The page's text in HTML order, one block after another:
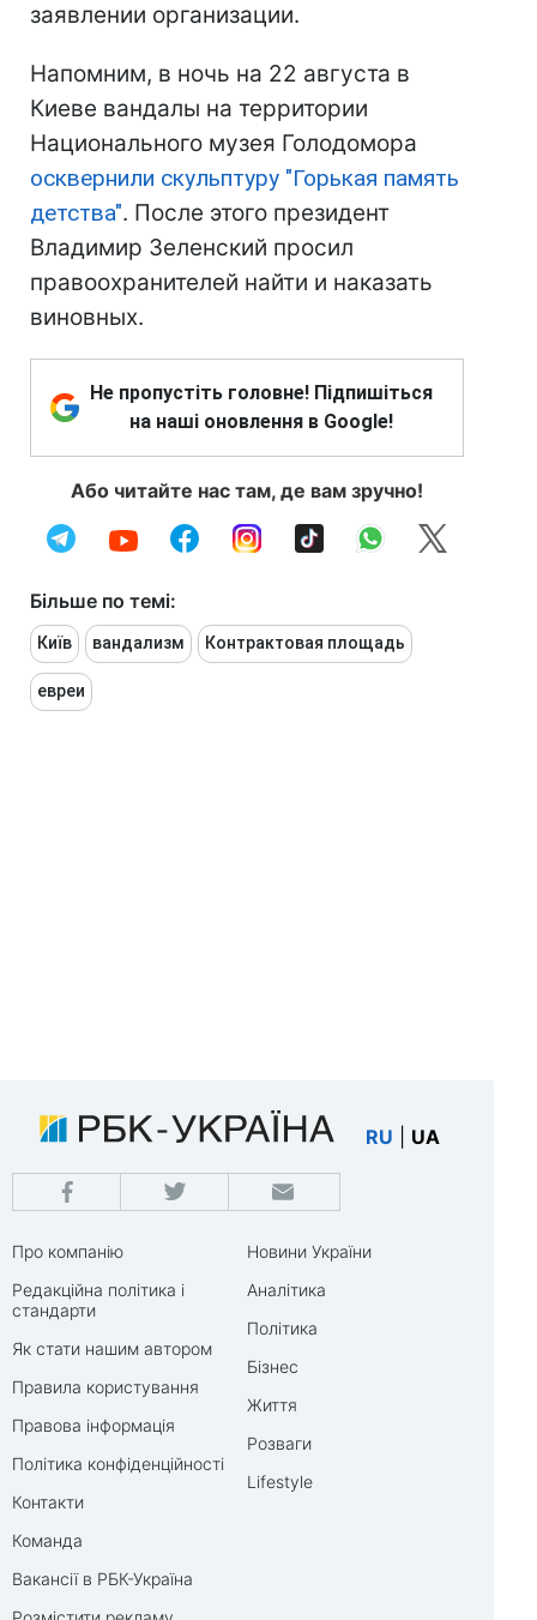
заявлении организации.
Напомним, в ночь на 22 августа в
Киеве вандалы на территории
Национального музея Голодомора
осквернили скульптуру "Горькая память
детства". После этого президент
Владимир Зеленский просил
правоохранителей найти и наказать
виновных.
Не пропустіть головне! Підпишіться
на наші оновлення в Google!
Або читайте нас там, де вам зручно!
Більше по темі:
Київ вандализм Контрактовая площадь
евреи
RU UA
Про компанію
Редакційна політика і
стандарти
Як стати нашим автором
Правила користування
Правова інформація
Політика конфіденційності
Контакти
Команда
Вакансії в РБК-Україна
Новини України
Аналітика
Політика
Бізнес
Життя
Розваги
Lifestyle